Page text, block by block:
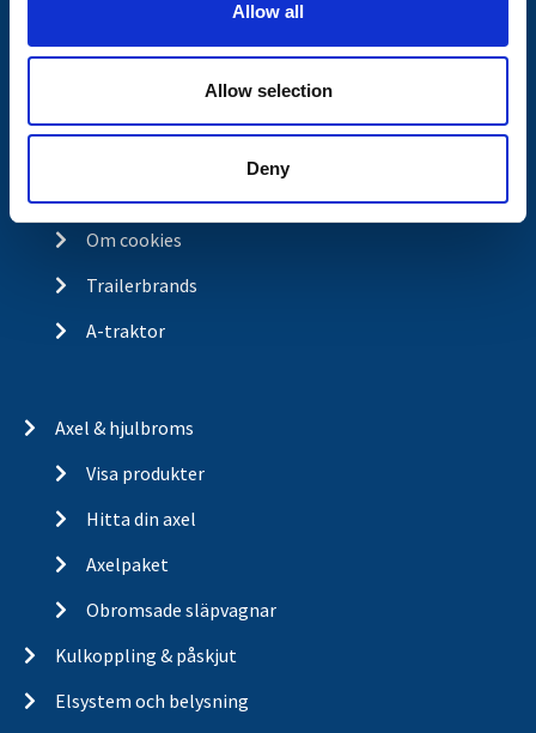
Allow all
Allow selection
Deny
Returer & reklamationer
Om cookies
Trailerbrands
A-traktor
Axel & hjulbroms
Visa produkter
Hitta din axel
Axelpaket
Obromsade släpvagnar
Kulkoppling & påskjut
Elsystem och belysning